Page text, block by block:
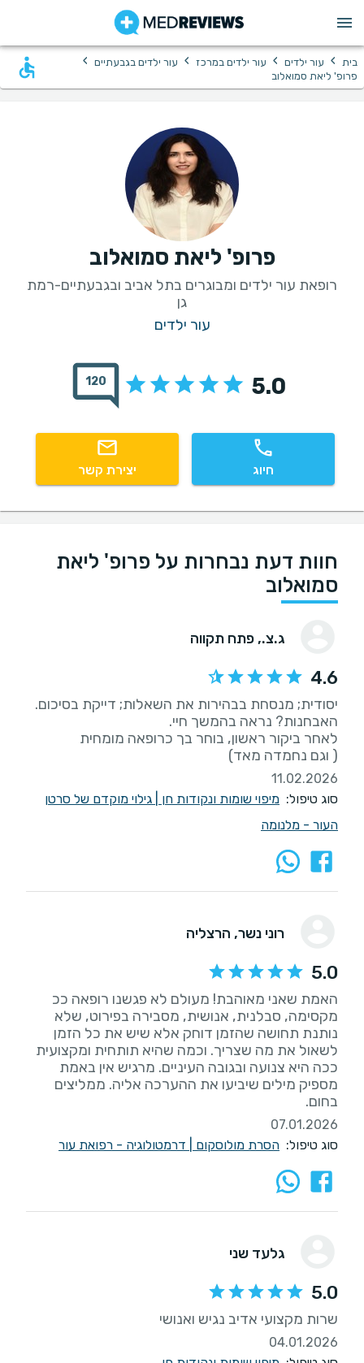
בית › עור ילדים › עור ילדים במרכז › עור ילדים בגבעתיים ›
פרופ' ליאת סמואלוב
פרופ' ליאת סמואלוב
רופאת עור ילדים ומבוגרים בתל אביב ובגבעתיים-רמת
גן
עור ילדים
5.0
120
חיוג יצירת קשר
חוות דעת נבחרות על פרופ' ליאת
סמואלוב
ג.צ., פתח תקווה
4.6
( וגם נחמדה מאד)
11.02.2026
סוג טיפול: מיפוי שומות ונקודות חן
גילוי מוקדם של סרטן
העור - מלנומה
רוני נשר, הרצליה
5.0
האמת שאני מאוהבת! מעולם לא פגשנו רופאה ככ
מקסימה, סבלנית, אנושית, מסבירה בפירוט, שלא
נותנת תחושה שהזמן דוחק אלא שיש את כל הזמן
לשאול את מה שצריך. וכמה שהיא תותחית ומקצועית
ככה היא צנועה ובגובה העיניים. מרגיש אין באמת
מספיק מילים שיביעו את ההערכה אליה. ממליצים
בחום.
07.01.2026
סוג טיפול: הסרת מולוסקום דרמטולוגיה - רפואת עור
גלעד שני
5.0
שרות מקצועי אדיב נגיש ואנושי
04.01.2026